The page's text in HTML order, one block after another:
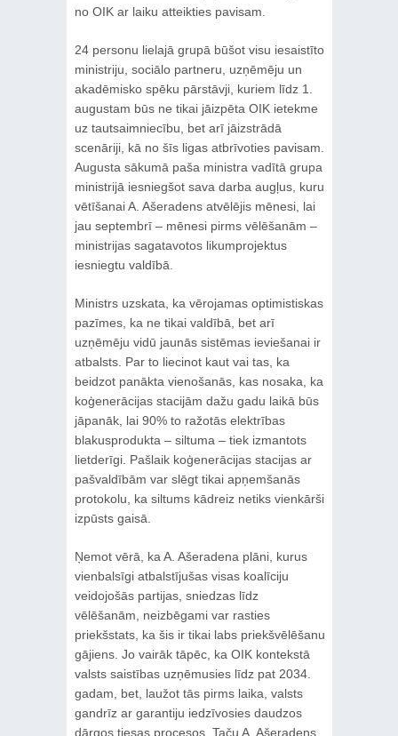
no OIK ar laiku atteikties pavisam.
24 personu lielajā grupā būšot visu iesaistīto
ministriju, sociālo partneru, uzņēmēju un
akadēmisko spēku pārstāvji, kuriem līdz 1.
augustam būs ne tikai jāizpēta OIK ietekme
uz tautsaimniecību, bet arī jāizstrādā
scenāriji, kā no šīs ligas atbrīvoties pavisam.
Augusta sākumā paša ministra vadītā grupa
ministrijā iesniegšot sava darba augļus, kuru
vētīšanai A. Ašeradens atvēlējis mēnesi, lai
jau septembrī – mēnesi pirms vēlēšanām –
ministrijas sagatavotos likumprojektus
iesniegtu valdībā.
Ministrs uzskata, ka vērojamas optimistiskas
pazīmes, ka ne tikai valdībā, bet arī
uzņēmēju vidū jaunās sistēmas ieviešanai ir
atbalsts. Par to liecinot kaut vai tas, ka
beidzot panākta vienošanās, kas nosaka, ka
koģenerācijas stacijām dažu gadu laikā būs
jāpanāk, lai 90% to ražotās elektrības
blakusprodukta – siltuma – tiek izmantots
lietderīgi. Pašlaik koģenerācijas stacijas ar
pašvaldībām var slēgt tikai apņemšanās
protokolu, ka siltums kādreiz netiks vienkārši
izpūsts gaisā.
Ņemot vērā, ka A. Ašeradena plāni, kurus
vienbalsīgi atbalstījušas visas koalīciju
veidojošās partijas, sniedzas līdz
vēlēšanām, neizbēgami var rasties
priekšstats, ka šis ir tikai labs priekšvēlēšanu
gājiens. Jo vairāk tāpēc, ka OIK kontekstā
valsts saistības uzņēmusies līdz pat 2034.
gadam, bet, laužot tās pirms laika, valsts
gandrīz ar garantiju iedzīvosies daudzos
dārgos tiesas procesos. Taču A. Ašeradens